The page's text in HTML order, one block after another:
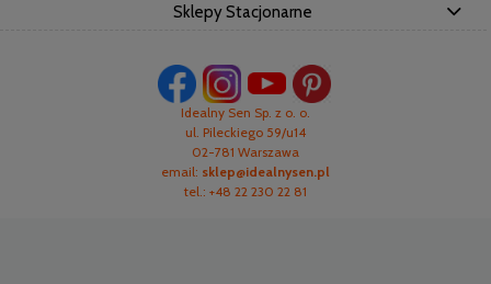
Sklepy Stacjonarne
Idealny Sen Sp. z o. o.
ul. Pileckiego 59/u14
02-781 Warszawa
email: sklep@idealnysen.pl
tel.: +48 22 230 22 81